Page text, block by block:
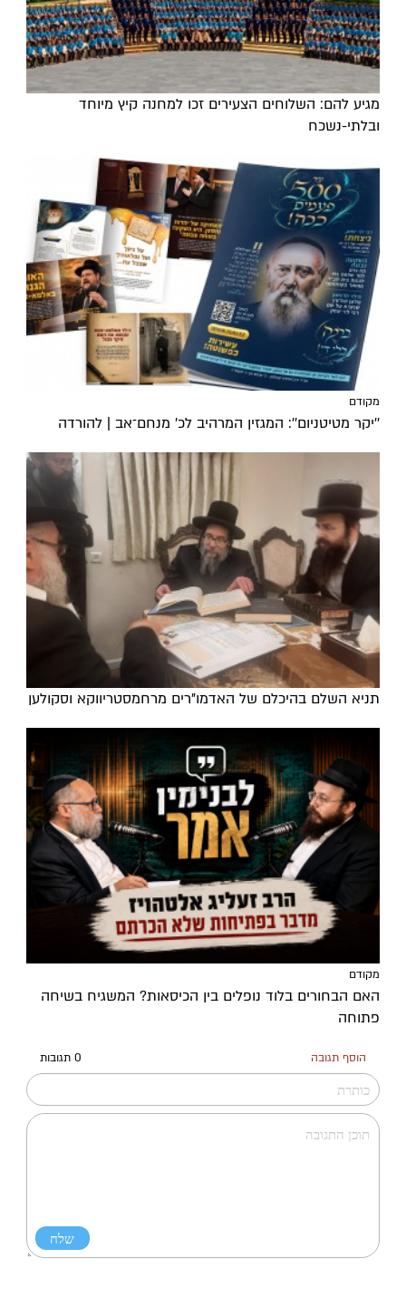
מגיע להם: השלוחים הצעירים זכו למחנה קיץ מיוחד
ובלתי-נשכח
מקודם
''יקר מטיטניום'': המגזין המרהיב לכ’ מנחם־אב | להורדה
תניא השלם בהיכלם של האדמו"רים מרחמסטריווקא וסקולען
מקודם
האם הבחורים בלוד נופלים בין הכיסאות? המשגיח בשיחה
פתוחה
הוסף תגובה 0 תגובות